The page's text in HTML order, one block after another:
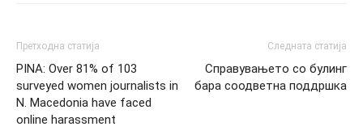
Претходна статија
PINA: Over 81% of 103
surveyed women journalists in
N. Macedonia have faced
online harassment
Следната статија
Справувањето со булинг
бара соодветна поддршка